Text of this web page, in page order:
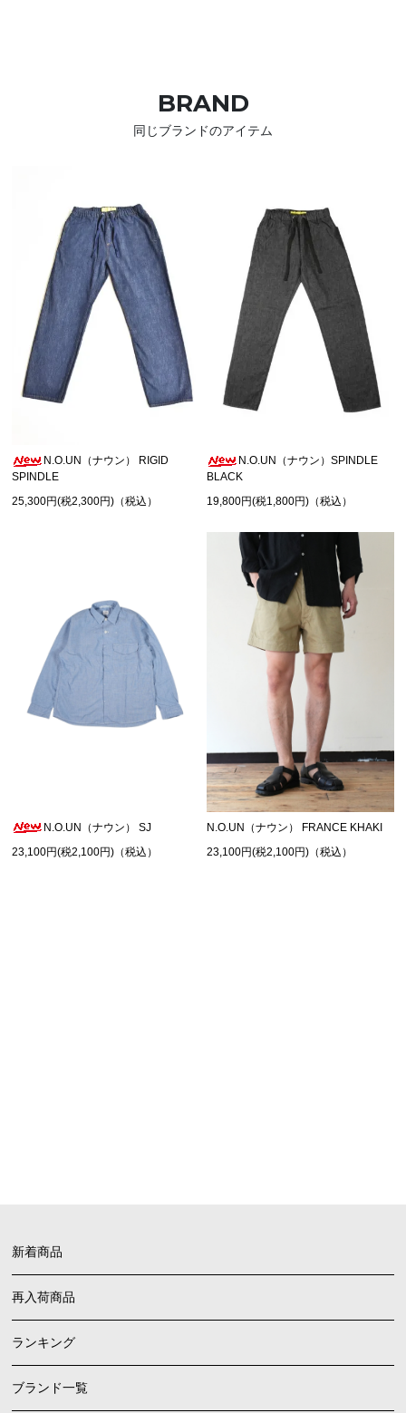
BRAND
同じブランドのアイテム
N.O.UN（ナウン） RIGID
SPINDLE
25,300円(税2,300円)（税込）
N.O.UN（ナウン）SPINDLE
BLACK
19,800円(税1,800円)（税込）
N.O.UN（ナウン） SJ
23,100円(税2,100円)（税込）
N.O.UN（ナウン） FRANCE KHAKI
23,100円(税2,100円)（税込）
新着商品
再入荷商品
ランキング
ブランド一覧